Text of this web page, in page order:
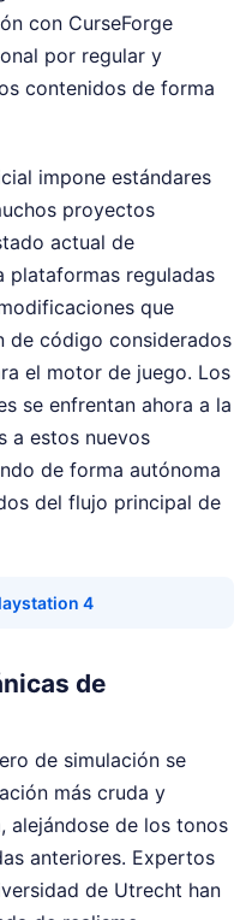
con CurseForge
por regular y
contenidos de forma
impone estándares
proyectos
actual de
plataformas reguladas
que
de código considerados
el motor de juego. Los
se enfrentan ahora a la
a estos nuevos
de forma autónoma
del flujo principal de
4
de
de simulación se
más cruda y
alejándose de los tonos
anteriores. Expertos
de Utrecht han